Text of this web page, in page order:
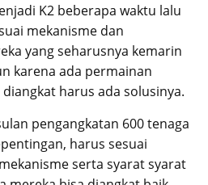
K2 beberapa waktu lalu
mekanisme dan
yang seharusnya kemarin
karena ada permainan
harus ada solusinya.
pengangkatan 600 tenaga
harus sesuai
serta syarat syarat